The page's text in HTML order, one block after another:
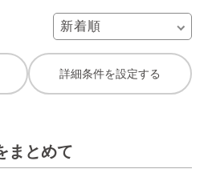
詳細条件を設定する
まとめて